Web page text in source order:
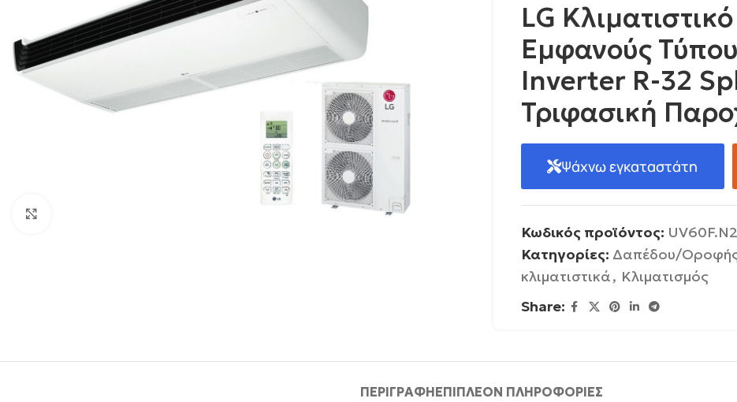
LG
Εμφανούς
Inverter R-32
Τριφασική
Ψάχνω εγκαταστάτη
Κωδικός προϊόντος:
Κατηγορίες: Δαπέδου/
κλιματιστικά, Κλιματισμός
Share:
ΠΕΡΙΓΡΑΦΉΕΠΙΠΛΈΟΝ ΠΛΗΡΟΦΟΡΊΕΣ